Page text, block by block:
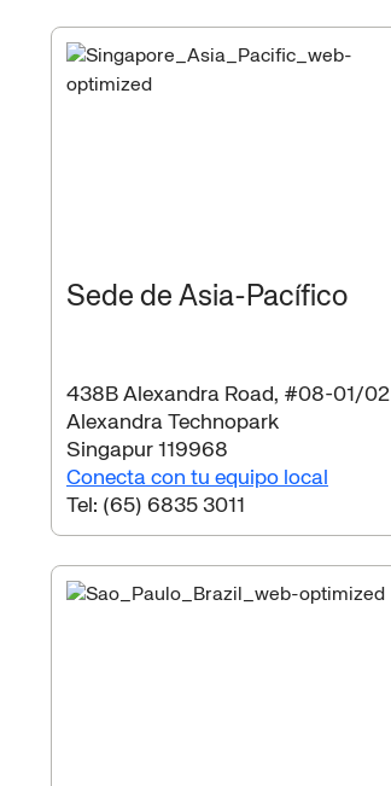
Sede de Asia-Pacífico
438B Alexandra Road, #08-01/02
Alexandra Technopark
Singapur 119968
Conecta con tu equipo local
Tel: (65) 6835 3011